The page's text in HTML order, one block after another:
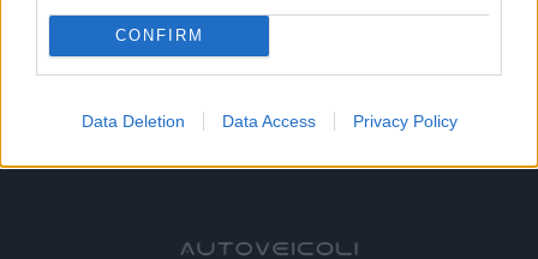
CONFIRM
Data Deletion Data Access Privacy Policy
tuo usato, di
qualsiasi
una
immediata!
Richiedi
Valutazione
vederla di
Chiamaci per
appuntamento.